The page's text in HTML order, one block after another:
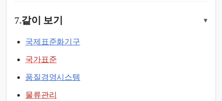
7.같이 보기 ▾
국제표준화기구
국가표준
품질경영시스템
물류관리